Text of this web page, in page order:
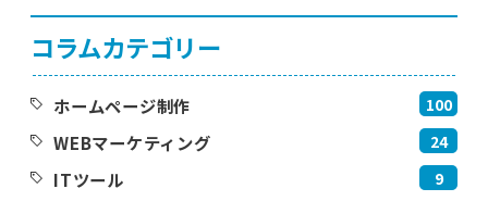
コラムカテゴリー
ホームページ制作 100
WEBマーケティング 24
ITツール 9